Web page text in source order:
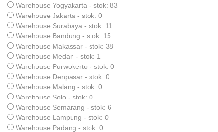
Warehouse Yogyakarta - stok: 83
Warehouse Jakarta - stok: 0
Warehouse Surabaya - stok: 11
Warehouse Bandung - stok: 15
Warehouse Makassar - stok: 38
Warehouse Medan - stok: 1
Warehouse Purwokerto - stok: 0
Warehouse Denpasar - stok: 0
Warehouse Malang - stok: 0
Warehouse Solo - stok: 0
Warehouse Semarang - stok: 6
Warehouse Lampung - stok: 0
Warehouse Padang - stok: 0